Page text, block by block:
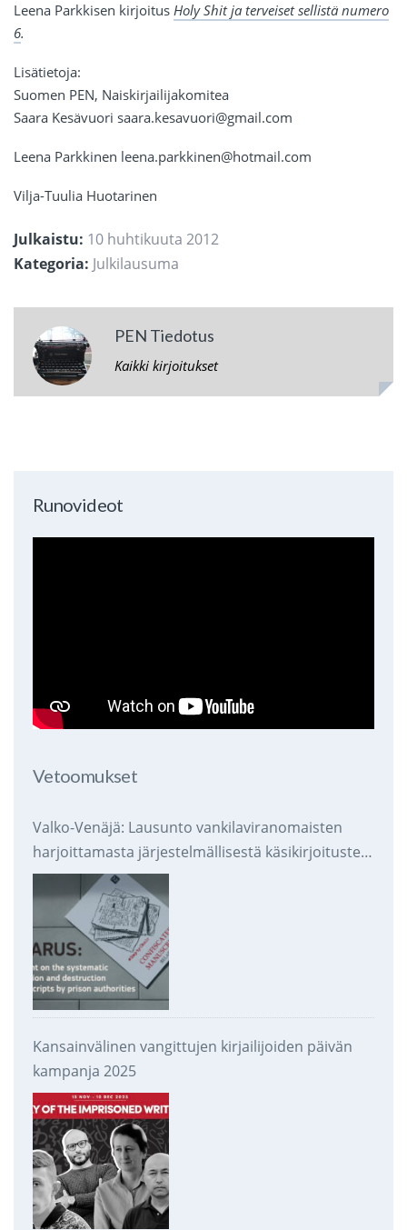
Leena Parkkisen kirjoitus Holy Shit ja terveiset sellistä numero
6.
Lisätietoja:
Suomen PEN, Naiskirjailijakomitea
Saara Kesävuori saara.kesavuori@gmail.com
Leena Parkkinen leena.parkkinen@hotmail.com
Vilja-Tuulia Huotarinen
Julkaistu: 10 huhtikuuta 2012
Kategoria: Julkilausuma
PEN Tiedotus
Kaikki kirjoitukset
Runovideot
Vetoomukset
Valko-Venäjä: Lausunto vankilaviranomaisten
harjoittamasta järjestelmällisestä käsikirjoitusten
takavarikoinnista ja tuhoamisesta
Kansainvälinen vangittujen kirjailijoiden päivän
kampanja 2025